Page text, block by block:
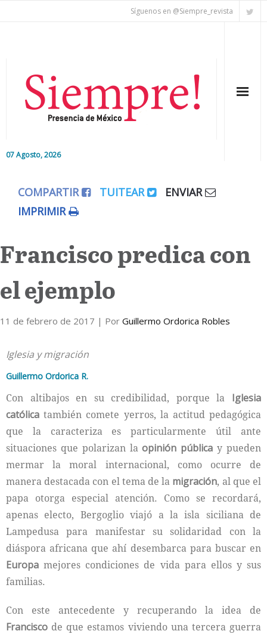
Síguenos en @Siempre_revista
07 Agosto, 2026
Editorial
Colaboradores
Internacional
Cultura
COMPARTIR TUITEAR
ENVIAR
IMPRIMIR
Francisco predica con
el ejemplo
11 de febrero de 2017 | Por Guillermo Ordorica Robles
Iglesia y migración
Guillermo Ordorica R.
Con altibajos en su credibilidad, porque la Iglesia
católica también comete yerros, la actitud pedagógica
que la caracteriza es particularmente útil ante
situaciones que polarizan laopinión pública y pueden
mermar la moral internacional, como ocurre de
manera destacada con el tema de la migración, al que el
papa otorga especial atención. Como se recordará,
apenas electo, Bergoglio viajó a la isla siciliana de
Lampedusa para manifestar su solidaridad con la
diáspora africana que ahí desembarca para buscar en
Europa mejores condiciones de vida para ellos y sus
familias.
Con este antecedente y recuperando la idea de
Francisco de que estamos viviendo una tercera guerra